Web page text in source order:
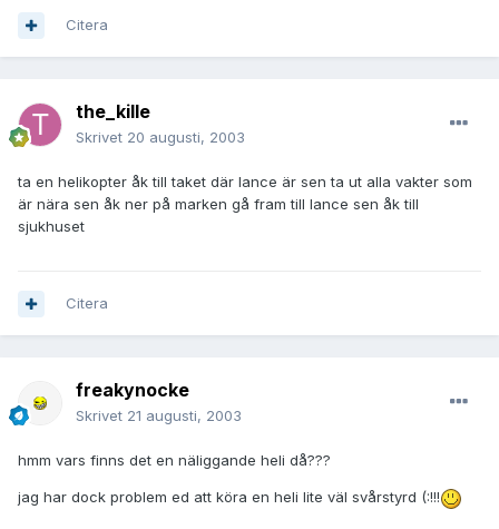
Citera
the_kille
Skrivet 20 augusti, 2003
ta en helikopter åk till taket där lance är sen ta ut alla vakter som
är nära sen åk ner på marken gå fram till lance sen åk till
sjukhuset
Citera
freakynocke
Skrivet 21 augusti, 2003
hmm vars finns det en näliggande heli då???
jag har dock problem ed att köra en heli lite väl svårstyrd (:!!!